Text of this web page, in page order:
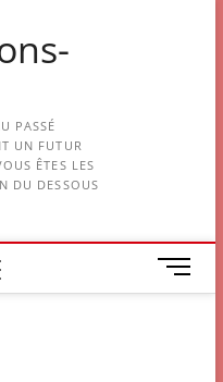
PASSÉ
UN FUTUR
ÊTES LES
DU DESSOUS
M
e